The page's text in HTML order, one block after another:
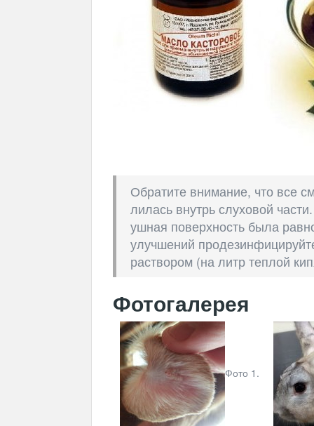
Обратите внимание, что все
лилась внутрь слуховой
ушная поверхность была
улучшений
раствором (на литр теплой
Фотогалерея
Фото 1.